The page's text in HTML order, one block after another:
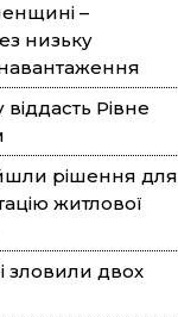
–
низьку
Рівне
рішення для
житлової
зловили двох